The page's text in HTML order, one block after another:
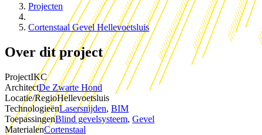
Projecten
Cortenstaal Gevel Hellevoetsluis
Over dit project
ProjectIKC
ArchitectDe Zwarte Hond
Locatie/RegioHellevoetsluis
TechnologieënLasersnijden, BIM
ToepassingenBlind gevelsysteem, Gevel
MaterialenCortenstaal